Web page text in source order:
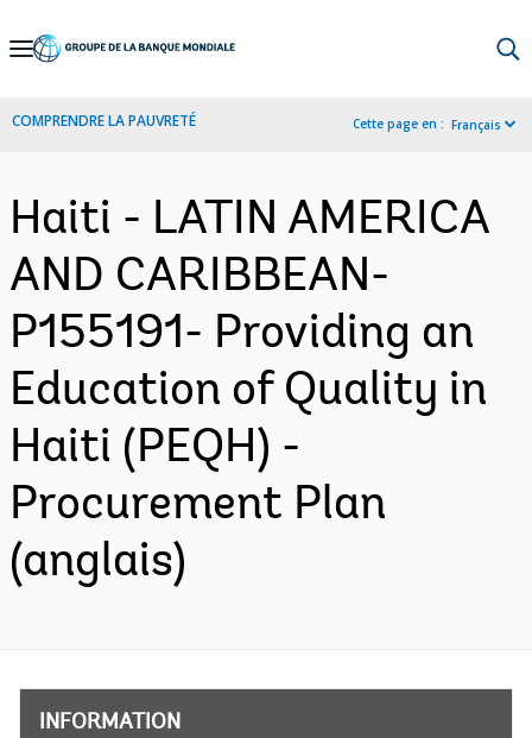
Skip
Navigation
COMPRENDRE LA PAUVRETÉ Cette page en : Français
Haiti - LATIN AMERICA
AND CARIBBEAN-
P155191- Providing an
Education of Quality in
Haiti (PEQH) -
Procurement Plan
(anglais)
INFORMATION